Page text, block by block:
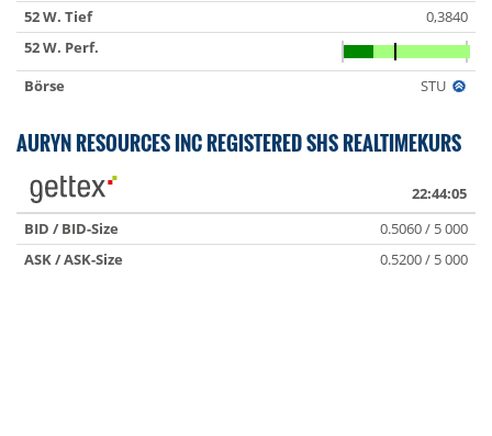
52 W. Tief
0,3840
52 W. Perf.
Börse
STU
AURYN RESOURCES INC REGISTERED SHS REALTIMEKURS
22:44:05
BID / BID-Size
0.5060 / 5 000
ASK / ASK-Size
0.5200 / 5 000